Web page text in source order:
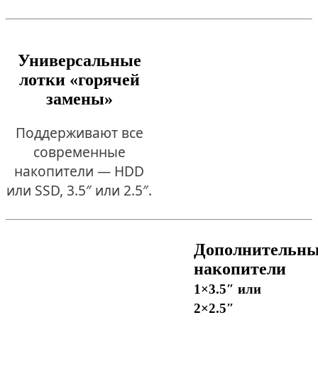
Универсальные
лотки «горячей
замены»
Поддерживают все
современные
накопители — HDD
или SSD, 3.5″ или 2.5″.
накопители
1×3.5″ или
2×2.5″